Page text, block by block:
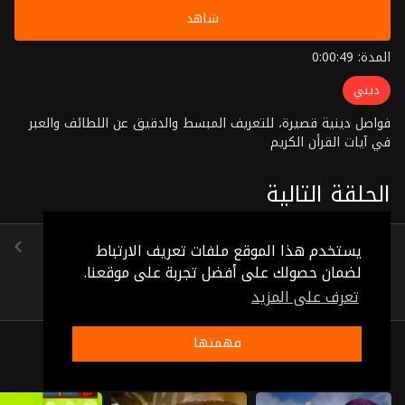
يستخدم هذا الموقع ملفات تعريف الارتباط
لضمان حصولك على أفضل تجربة على موقعنا.
تعرف على المزيد
فهمتها
شاهد
المدة: 0:00:49
ديني
فواصل دينية قصيرة، للتعريف المبسط والدقيق عن اللطائف والعبر
في آيات القرأن الكريم
الحلقة التالية
الحلقة 77
(0:00:43)
ذات صلة